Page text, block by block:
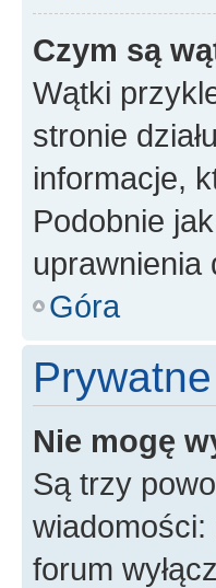
Czym są
Wątki
stronie
informacje,
Podobnie
uprawnienia
Góra
Nie mogę
Są trzy
forum